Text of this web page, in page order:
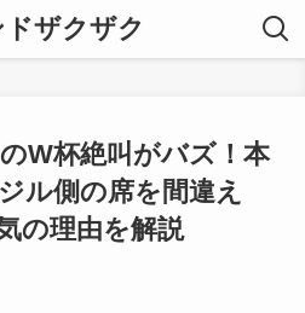
ドザクザク
W杯絶叫がバズ！本
ル側の席を間違え
の理由を解説